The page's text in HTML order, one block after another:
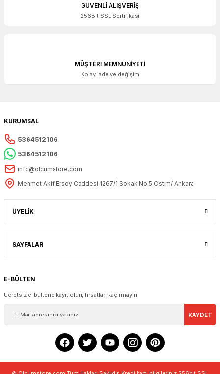
GÜVENLİ ALIŞVERİŞ
256Bit SSL Sertifikası
MÜŞTERİ MEMNUNİYETİ
Kolay iade ve değişim
KURUMSAL
5364512106
5364512106
info@olcumstore.com
Mehmet Akif Ersoy Caddesi 1267/1 Sokak No:5 Ostim/ Ankara
ÜYELİK
SAYFALAR
E-BÜLTEN
Ücretsiz e-bültene kayıt olun, fırsatları kaçırmayın
KAYDET